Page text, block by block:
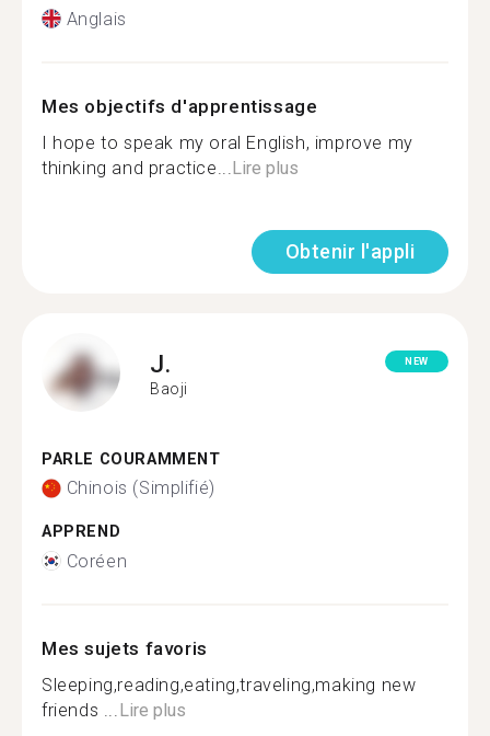
Anglais
Mes objectifs d'apprentissage
I hope to speak my oral English, improve my
thinking and practice... Lire plus
Obtenir l'appli
J.
Baoji
NEW
PARLE COURAMMENT
Chinois (Simplifié)
APPREND
Coréen
Mes sujets favoris
Sleeping,reading,eating,traveling,making new
friends ... Lire plus